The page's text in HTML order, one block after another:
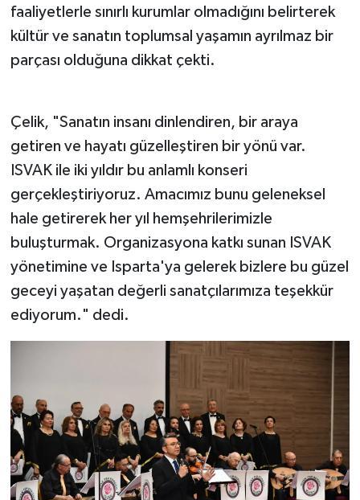
faaliyetlerle sınırlı kurumlar olmadığını belirterek
kültür ve sanatın toplumsal yaşamın ayrılmaz bir
parçası olduğuna dikkat çekti.
Çelik, "Sanatın insanı dinlendiren, bir araya
getiren ve hayatı güzelleştiren bir yönü var.
ISVAK ile iki yıldır bu anlamlı konseri
gerçekleştiriyoruz. Amacımız bunu geleneksel
hale getirerek her yıl hemşehrilerimizle
buluşturmak. Organizasyona katkı sunan ISVAK
yönetimine ve Isparta'ya gelerek bizlere bu güzel
geceyi yaşatan değerli sanatçılarımıza teşekkür
ediyorum." dedi.